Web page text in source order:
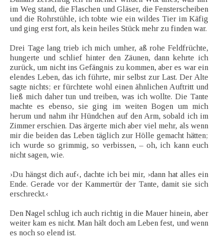
im Weg stand, die Flaschen und Gläser, die Fensterscheiben
und die Rohrstühle, ich tobte wie ein wildes Tier im Käfig
und ging erst fort, als kein heiles Stück mehr zu finden war.
Drei Tage lang trieb ich mich umher, aß rohe Feldfrüchte,
hungerte und schlief hinter den Zäunen, dann kehrte ich
zurück, um nicht ins Gefängnis zu kommen, aber es war ein
elendes Leben, das ich führte, mir selbst zur Last. Der Alte
sagte nichts; er fürchtete wohl einen ähnlichen Auftritt und
ließ mich daher tun und treiben, was ich wollte. Die Tante
machte es ebenso, sie ging im weiten Bogen um mich
herum und nahm ihr Hündchen auf den Arm, sobald ich im
Zimmer erschien. Das ärgerte mich aber viel mehr, als wenn
mir die beiden das Leben täglich zur Hölle gemacht hätten;
ich wurde so grimmig, so verbissen, – oh, ich kann euch
nicht sagen, wie.
›Du hängst dich auf‹, dachte ich bei mir, ›dann hat alles ein
Ende. Gerade vor der Kammertür der Tante, damit sie sich
erschreckt.‹
Den Nagel schlug ich auch richtig in die Mauer hinein, aber
weiter kam es nicht. Man hält doch am Leben fest, und wenn
es noch so elend ist.